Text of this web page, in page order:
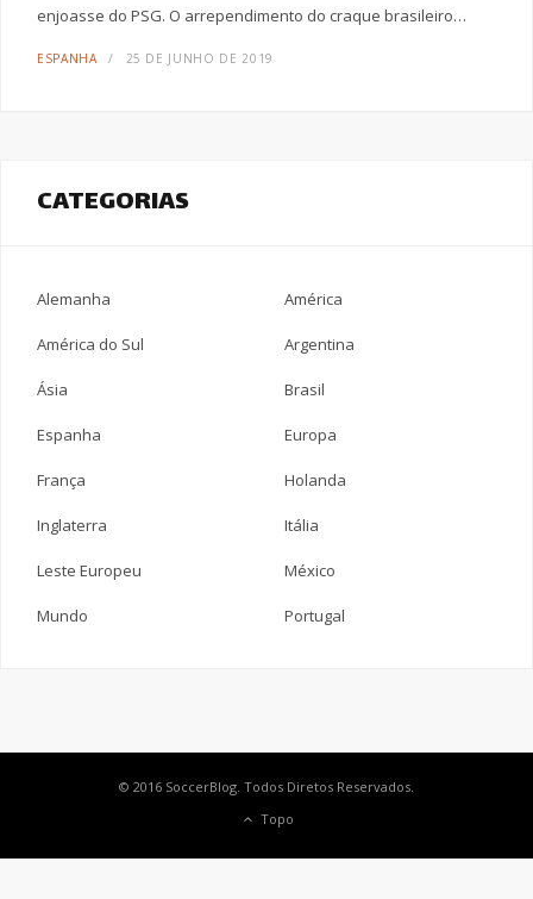
enjoasse do PSG. O arrependimento do craque brasileiro…
ESPANHA 25 DE JUNHO DE 2019
CATEGORIAS
Alemanha América
América do Sul Argentina
Ásia Brasil
Espanha Europa
França Holanda
Inglaterra Itália
Leste Europeu México
Mundo Portugal
© 2016 SoccerBlog. Todos Diretos Reservados.
Topo